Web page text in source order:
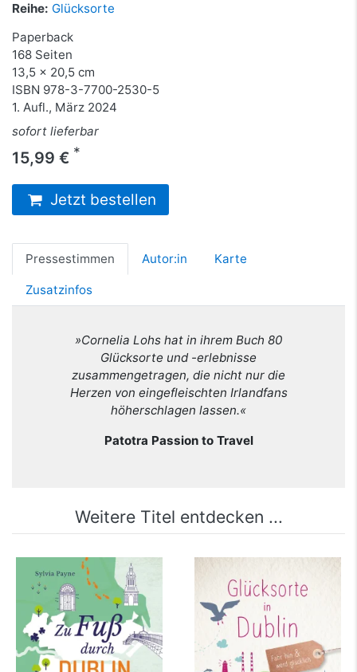
Reihe: Glücksorte
Paperback
168 Seiten
13,5 x 20,5 cm
ISBN 978-3-7700-2530-5
1. Aufl., März 2024
sofort lieferbar
15,99 € *
Jetzt bestellen
Pressestimmen Autor:in Karte
Zusatzinfos
»Cornelia Lohs hat in ihrem Buch 80
Glücksorte und -erlebnisse
zusammengetragen, die nicht nur die
Herzen von eingefleischten Irlandfans
höherschlagen lassen.«
Patotra Passion to Travel
Weitere Titel entdecken ...
Zu Fuß durch Dublin
mehr Infos …
Glücksorte in Dublin
mehr Infos …